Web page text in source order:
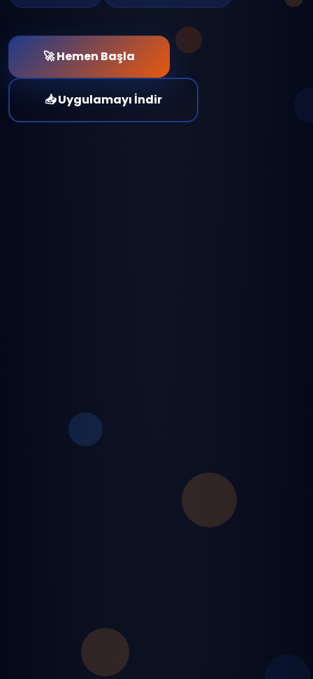
🚀 Hemen Başla
📥 Uygulamayı İndir